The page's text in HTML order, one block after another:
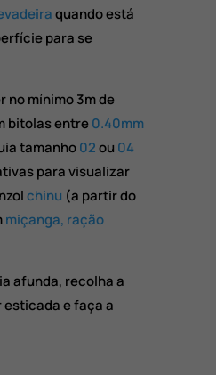
quando está
para se
no mínimo 3m de
bitolas entre0.40mm
tamanho02ou 04
para visualizar
chinu (a partir do
miçanga, ração
afunda, recolha a
e faça a